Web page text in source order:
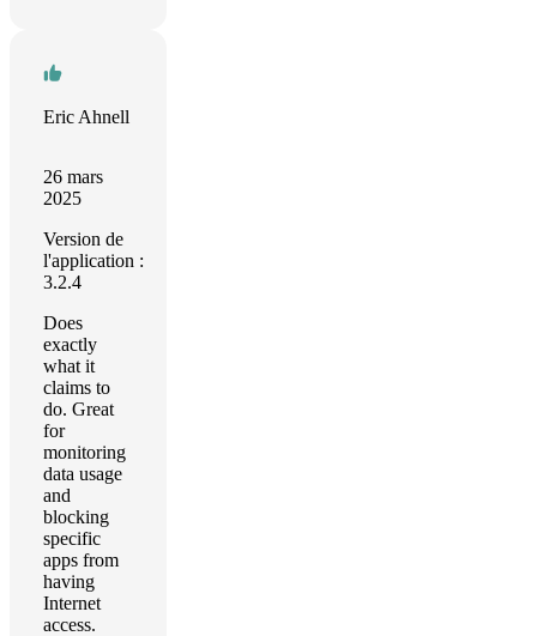
Eric Ahnell
26 mars
2025
Version de
l'application :
3.2.4
Does
exactly
what it
claims to
do. Great
for
monitoring
data usage
and
blocking
specific
apps from
having
Internet
access.